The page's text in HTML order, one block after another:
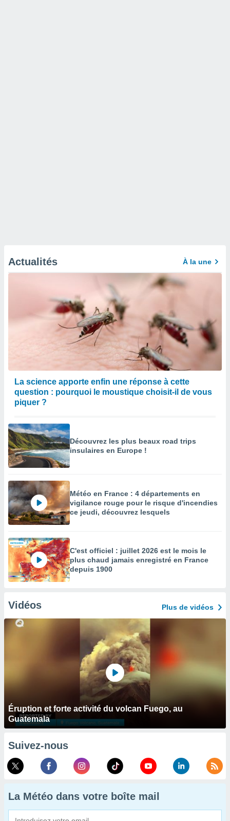
Actualités À la une
La science apporte enfin une réponse à cette
question : pourquoi le moustique choisit-il de vous
piquer ?
Découvrez les plus beaux road trips
insulaires en Europe !
Météo en France : 4 départements en
vigilance rouge pour le risque d'incendies
ce jeudi, découvrez lesquels
C'est officiel : juillet 2026 est le mois le
plus chaud jamais enregistré en France
depuis 1900
Vidéos Plus de vidéos
Éruption et forte activité du volcan Fuego, au
Guatemala
Suivez-nous
La Météo dans votre boîte mail